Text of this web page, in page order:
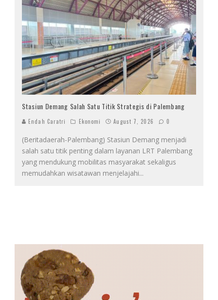
Stasiun Demang Salah Satu Titik Strategis di Palembang
Endah Caratri Ekonomi August 7, 2026 0
(Beritadaerah-Palembang) Stasiun Demang menjadi
salah satu titik penting dalam layanan LRT Palembang
yang mendukung mobilitas masyarakat sekaligus
memudahkan wisatawan menjelajahi...